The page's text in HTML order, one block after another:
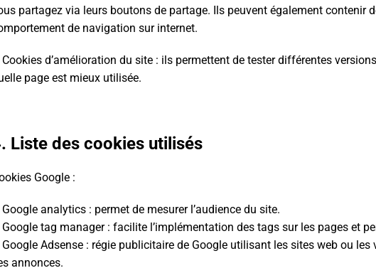
partagez via leurs boutons de partage. Ils peuvent également contenir
de navigation sur internet.
d’amélioration du site : ils permettent de tester différentes
page est mieux utilisée.
Liste des cookies utilisés
Google :
analytics : permet de mesurer l’audience du site.
tag manager : facilite l’implémentation des tags sur les pages et
Adsense : régie publicitaire de Google utilisant les sites web ou
annonces.